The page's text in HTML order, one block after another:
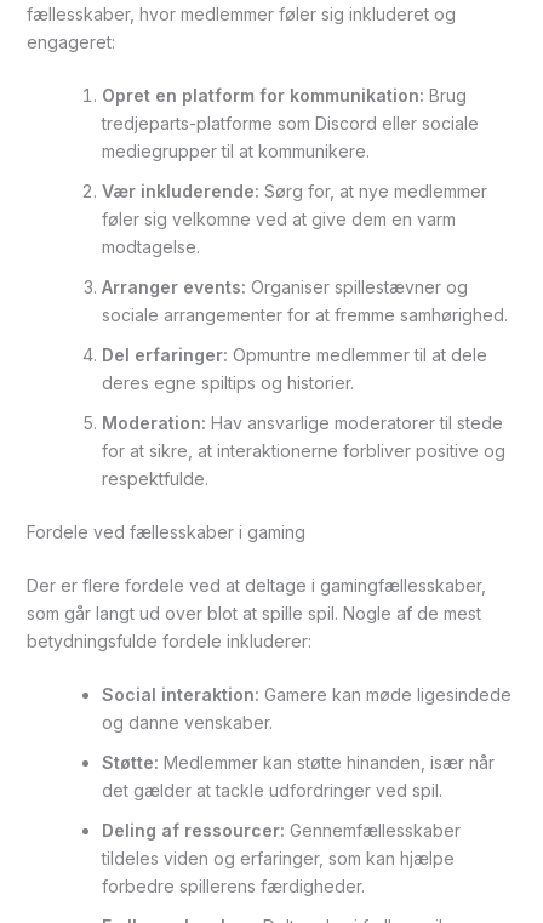
fællesskaber, hvor medlemmer føler sig inkluderet og
engageret:
Opret en platform for kommunikation: Brug
tredjeparts-platforme som Discord eller sociale
mediegrupper til at kommunikere.
Vær inkluderende: Sørg for, at nye medlemmer
føler sig velkomne ved at give dem en varm
modtagelse.
Arranger events: Organiser spillestævner og
sociale arrangementer for at fremme samhørighed.
Del erfaringer: Opmuntre medlemmer til at dele
deres egne spiltips og historier.
Moderation: Hav ansvarlige moderatorer til stede
for at sikre, at interaktionerne forbliver positive og
respektfulde.
Fordele ved fællesskaber i gaming
Der er flere fordele ved at deltage i gamingfællesskaber,
som går langt ud over blot at spille spil. Nogle af de mest
betydningsfulde fordele inkluderer:
Social interaktion: Gamere kan møde ligesindede
og danne venskaber.
Støtte: Medlemmer kan støtte hinanden, især når
det gælder at tackle udfordringer ved spil.
Deling af ressourcer: Gennemfællesskaber
tildeles viden og erfaringer, som kan hjælpe
forbedre spillerens færdigheder.